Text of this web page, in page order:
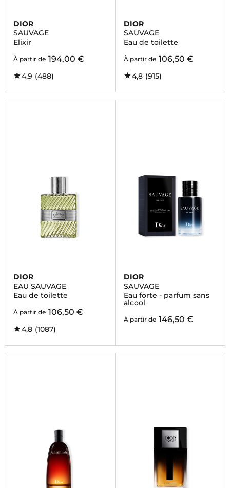
DIOR
SAUVAGE
Elixir
À partir de 194,00 €
4,9 (488)
DIOR
SAUVAGE
Eau de toilette
À partir de 106,50 €
4,8 (915)
DIOR
EAU SAUVAGE
Eau de toilette
À partir de 106,50 €
4,8 (1087)
DIOR
SAUVAGE
Eau forte - parfum sans
alcool
À partir de 146,50 €